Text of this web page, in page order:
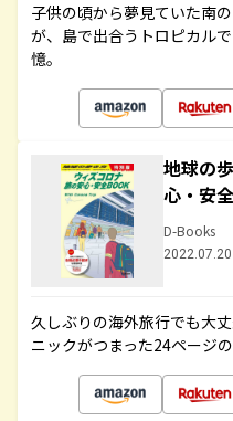
子供の頃から夢見ていた南
が、島で出合うトロピカル
憶。
地球の
心・安
D-Books
久しぶりの海外旅行でも大
ニックがつまった24ページ